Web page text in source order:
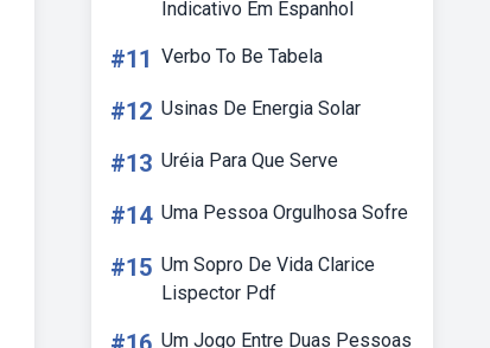
Indicativo Em Espanhol
#11 Verbo To Be Tabela
#12 Usinas De Energia Solar
#13 Uréia Para Que Serve
#14 Uma Pessoa Orgulhosa Sofre
#15 Um Sopro De Vida Clarice
Lispector Pdf
Um Jogo Entre Duas Pessoas